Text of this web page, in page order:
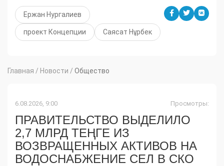
Ержан Нургалиев
проект Концепции Саясат Нұрбек
Главная / Новости / Общество
6.08.2026, 9:00 Просмотры:
ПРАВИТЕЛЬСТВО ВЫДЕЛИЛО
2,7 МЛРД ТЕҢГЕ ИЗ
ВОЗВРАЩЕННЫХ АКТИВОВ НА
ВОДОСНАБЖЕНИЕ СЕЛ В СКО